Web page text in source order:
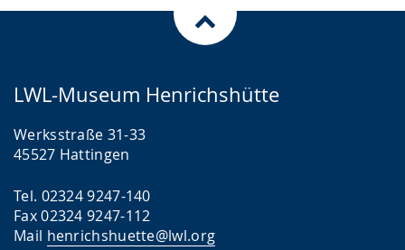
LWL-Museum Henrichshütte
Werksstraße 31-33
45527 Hattingen
Tel. 02324 9247-140
Fax 02324 9247-112
Mail henrichshuette@lwl.org